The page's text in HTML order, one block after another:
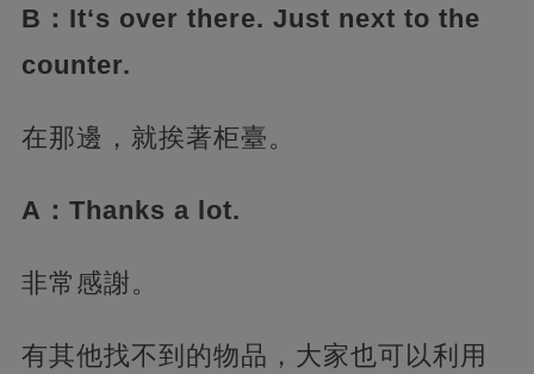
B：It‘s over there. Just next to the
counter.
在那邊，就挨著柜臺。
A：Thanks a lot.
非常感謝。
有其他找不到的物品，大家也可以利用